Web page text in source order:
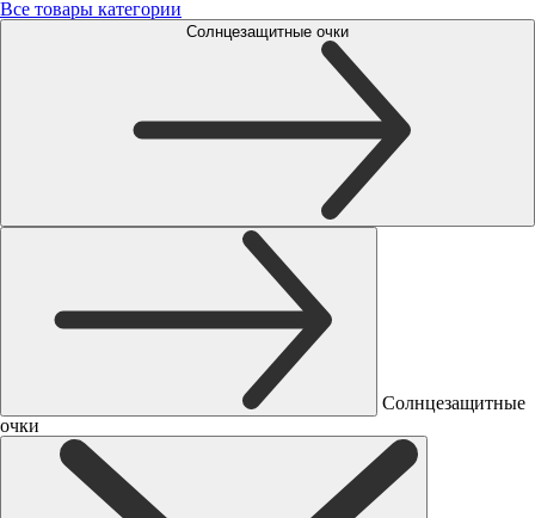
Все товары категории
Солнцезащитные очки
Солнцезащитные
очки